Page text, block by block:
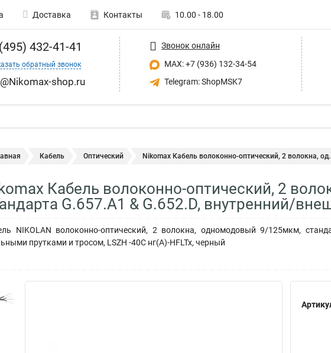
Доставка Контакты 10.00 - 18.00
432-41-41
обратный звонок
shop.ru
Звонок онлайн
MAX: +7 (936) 132-34-54
Telegram: ShopMSK7
Кабель Оптический Nikomax Кабель волоконно-оптический, 2 волокна,
Кабель волоконно-оптический, 2
G.657.A1 & G.652.D, внутренний/
NIKOLAN волоконно-оптический, 2 волокна, одномодовый 9/125мкм,
прутками и тросом, LSZH -40C нг(A)-HFLTx, черный